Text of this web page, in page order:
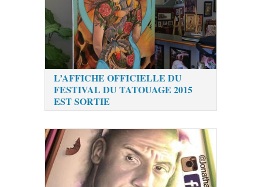
L’AFFICHE OFFICIELLE DU
FESTIVAL DU TATOUAGE 2015
EST SORTIE